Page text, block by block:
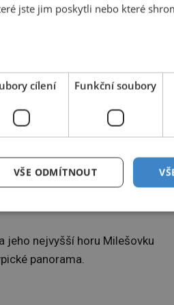
jeho nejvyšší horu Milešovku
panorama.
jste jim poskytli nebo které
cílení Funkční soubory
VŠE ODMÍTNOUT